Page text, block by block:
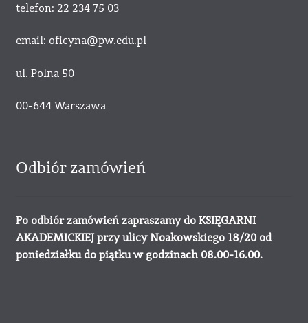
telefon: 22 234 75 03
email: oficyna@pw.edu.pl
ul. Polna 50
00-644 Warszawa
Odbiór zamówień
Po odbiór zamówień zapraszamy do KSIĘGARNI
AKADEMICKIEJ przy ulicy Noakowskiego 18/20 od
poniedziałku do piątku w godzinach 08.00-16.00.